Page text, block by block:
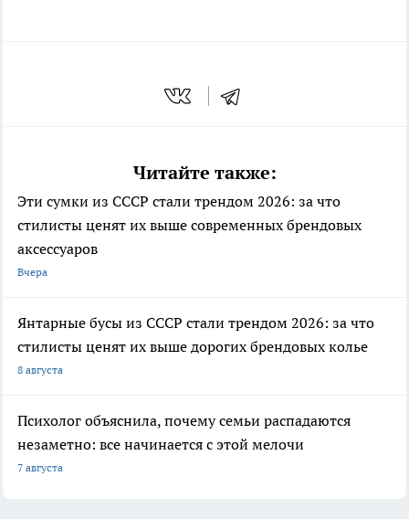
Читайте также:
Эти сумки из СССР стали трендом 2026: за что
стилисты ценят их выше современных брендовых
аксессуаров
Вчера
Янтарные бусы из СССР стали трендом 2026: за что
стилисты ценят их выше дорогих брендовых колье
8 августа
Психолог объяснила, почему семьи распадаются
незаметно: все начинается с этой мелочи
7 августа